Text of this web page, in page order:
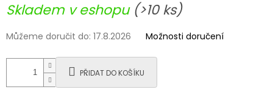
cena:
Skladem v eshopu (>10 ks)
Můžeme doručit do: 17.8.2026 Možnosti doručení
PŘIDAT DO KOŠÍKU